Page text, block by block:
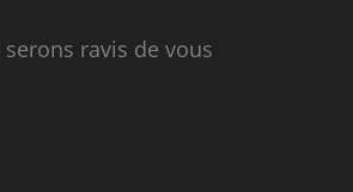
serons ravis de vous